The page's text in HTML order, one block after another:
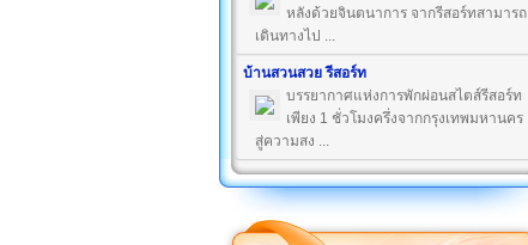
หลังด้วยจินตนาการ จากรีสอร์ทสามารถ
เดินทางไป ...
บ้านสวนสวย รีสอร์ท
บรรยากาศแห่งการพักผ่อนสไตส์รีสอร์ท
เพียง 1 ชั่วโมงครึ่งจากกรุงเทพมหานคร
สู่ความสง ...